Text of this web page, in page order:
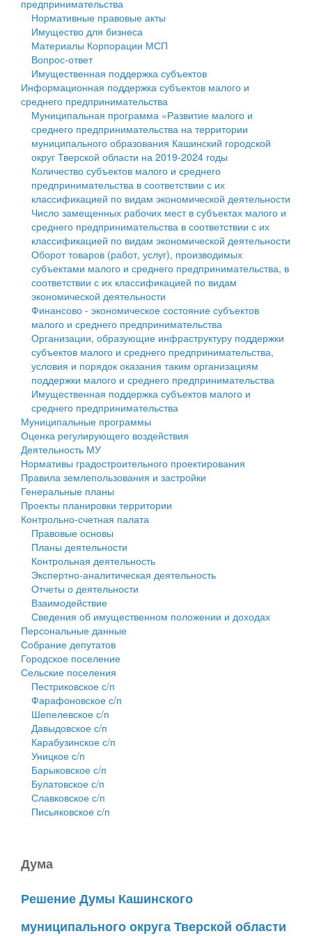
Государственные услуги
Промышленность и АПК
Экономика и бизнес
...
Символика
Устав
Гостям округа
Туризм
Культура
Образование
Здравоохранение
Социальная защита
Фотоальбом
муниципального округа Тверской области
Администрация Кашинского муниципального округа
Тверской области
Управление сельскими территориями
Открытые данные
Работа с обращениями граждан
Муниципальный контроль
Муниципальные услуги
Проекты административных регламентов
Антимонопольный комплаенс
Противодействие коррупции
Финансовое управление
Бюджет для граждан
Имущество
Выявление правообладателей ранее учтенных
объектов недвижимости
Имущественная поддержка субъектов малого и
среднего предпринимательства
Информационная поддержка субъектов малого и
среднего предпринимательства
Муниципальные программы
Контрольно-счетная палата
Персональные данные
Оценка регулирующего воздействия
Деятельность МУ
Нормативы градостроительного проектирования
Правила землепользования и застройки
Генеральные планы
Проекты планировки территории
Собрание депутатов
Городское поселение
Сельские поселения
предпринимательства
Нормативные правовые акты
Имущество для бизнеса
Материалы Корпорации МСП
Вопрос-ответ
Имущественная поддержка субъектов
Информационная поддержка субъектов малого и
среднего предпринимательства
Муниципальная программа «Развитие малого и
среднего предпринимательства на территории
муниципального образования Кашинский городской
округ Тверской области на 2019-2024 годы
Количество субъектов малого и среднего
предпринимательства в соответствии с их
классификацией по видам экономической деятельности
Число замещенных рабочих мест в субъектах малого и
среднего предпринимательства в соответствии с их
классификацией по видам экономической деятельности
Оборот товаров (работ, услуг), производимых
субъектами малого и среднего предпринимательства, в
соответствии с их классификацией по видам
экономической деятельности
Финансово - экономическое состояние субъектов
малого и среднего предпринимательства
Организации, образующие инфраструктуру поддержки
субъектов малого и среднего предпринимательства,
условия и порядок оказания таким организациям
поддержки малого и среднего предпринимательства
Имущественная поддержка субъектов малого и
среднего предпринимательства
Муниципальные программы
Оценка регулирующего воздействия
Деятельность МУ
Нормативы градостроительного проектирования
Правила землепользования и застройки
Генеральные планы
Проекты планировки территории
Контрольно-счетная палата
Правовые основы
Планы деятельности
Контрольная деятельность
Экспертно-аналитическая деятельность
Отчеты о деятельности
Взаимодействие
Сведения об имущественном положении и доходах
Персональные данные
Собрание депутатов
Городское поселение
Сельские поселения
Пестриковское с/п
Фарафоновское с/п
Шепелевское с/п
Давыдовское с/п
Карабузинское с/п
Уницкое с/п
Барыковское с/п
Булатовское с/п
Славковское с/п
Письяковское с/п
Дума
Решение Думы Кашинского
муниципального округа Тверской области